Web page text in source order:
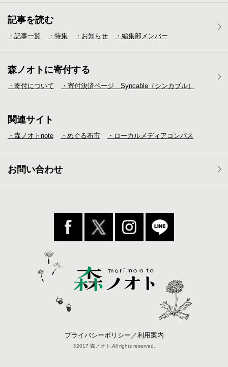
記事を読む
・記事一覧 ・特集 ・お知らせ ・編集部メンバー
森ノオトに寄付する
・寄付について ・寄付決済ページ Syncable（シンカブル）
関連サイト
・森ノオトnote ・めぐる布市 ・ローカルメディア コンパス
お問い合わせ
プライバシーポリシー／利用案内
©2017 森ノオト.All rights reserved.